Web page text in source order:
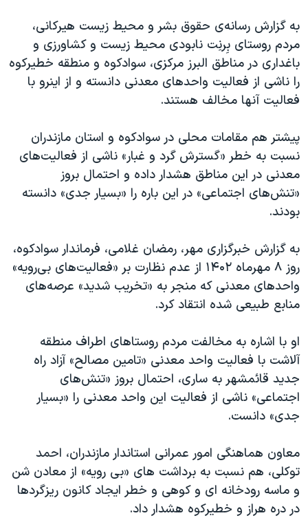
اسرائیل در جنگ
نرگس محمدی برنده جایزه نوبل صلح
همایش محافظه‌کاران آمریکا «سی‌پک»
صفحه‌های ویژه
به گزارش رسانه‌ی حقوق بشر و محیط زیست هیرکانی،
مردم روستای بِرنِت نابودی محیط زیست و کشاورزی و
باغداری در مناطق البرز مرکزی، سوادکوه و منطقه خطیرکوه
را ناشی از فعالیت واحدهای معدنی دانسته و از اینرو با
فعالیت آنها مخالف هستند.
پیشتر هم مقامات محلی در سوادکوه و استان مازندران
نسبت به خطر «گسترش گرد و غبار» ناشی از فعالیت‌های
معدنی در این مناطق هشدار داده و احتمال بروز
«تنش‌های اجتماعی» در این باره را «بسیار جدی» دانسته
بودند.
به گزارش خبرگزاری مهر، رمضان غلامی، فرماندار سوادکوه،
روز ۸ مهرماه ۱۴۰۲ از عدم نظارت بر «فعالیت‌های بی‌رویه»
واحدهای معدنی که منجر به «تخریب شدید» عرصه‌های
منابع طبیعی شده انتقاد کرد.
او با اشاره به مخالفت مردم روستاهای اطراف منطقه
آلاشت با فعالیت واحد معدنی «تامین مصالح» آزاد راه
جدید قائمشهر به ساری، احتمال بروز «تنش‌های
اجتماعی» ناشی از فعالیت این واحد معدنی را «بسیار
جدی» دانست.
معاون هماهنگی امور عمرانی استاندار مازندران، احمد
توکلی، هم نسبت به برداشت های «بی رویه» از معادن شن
و ماسه رودخانه ای و کوهی و خطر ایجاد کانون ریزگردها
در دره هراز و خطیرکوه هشدار داد.